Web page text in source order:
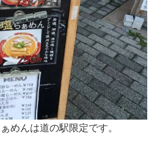
めんは道の駅限定です。